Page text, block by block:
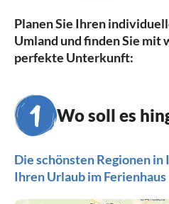
Planen Sie Ihren
Umland und finden Sie mit
perfekte Unterkunft:
Wo soll es
Die schönsten Regionen
Ihren Urlaub im Ferienhaus